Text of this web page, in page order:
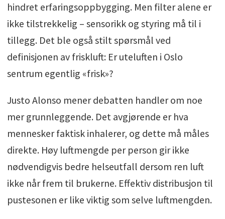
hindret erfaringsoppbygging. Men filter alene er
ikke tilstrekkelig – sensorikk og styring må til i
tillegg. Det ble også stilt spørsmål ved
definisjonen av friskluft: Er uteluften i Oslo
sentrum egentlig «frisk»?
Justo Alonso mener debatten handler om noe
mer grunnleggende. Det avgjørende er hva
mennesker faktisk inhalerer, og dette må måles
direkte. Høy luftmengde per person gir ikke
nødvendigvis bedre helseutfall dersom ren luft
ikke når frem til brukerne. Effektiv distribusjon til
pustesonen er like viktig som selve luftmengden.